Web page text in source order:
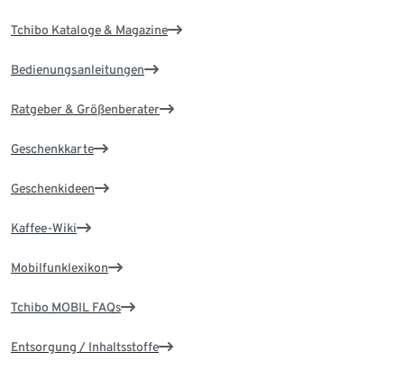
Tchibo Kataloge & Magazine
Bedienungsanleitungen
Ratgeber & Größenberater
Geschenkkarte
Geschenkideen
Kaffee-Wiki
Mobilfunklexikon
Tchibo MOBIL FAQs
Entsorgung / Inhaltsstoffe